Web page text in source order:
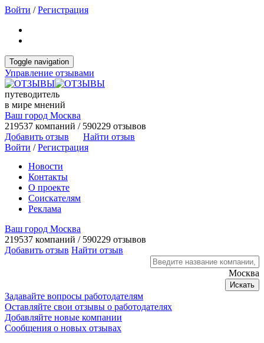
Войти /Регистрация
Toggle navigation
Управление отзывами
путеводитель
в мире мнений
Ваш город Москва
219537 компаний / 590229 отзывов
Добавить отзыв
Найти отзыв
Войти /Регистрация
Новости
Контакты
О проекте
Соискателям
Реклама
Ваш город Москва
219537 компаний / 590229 отзывов
Добавить отзыв Найти отзыв
Москва
Искать
Задавайте вопросы работодателям
Оставляйте свои отзывы о работодателях
Добавляйте новые компании
Сообщения о новых отзывах